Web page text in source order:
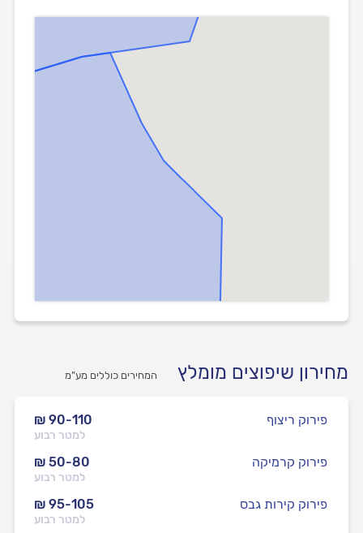
מחירון שיפוצים מומלץ המחירים כוללים מע”מ
₪ 90-110
למטר רבוע
פירוק ריצוף
₪ 50-80
למטר רבוע
פירוק קרמיקה
₪ 95-105
למטר רבוע
פירוק קירות גבס